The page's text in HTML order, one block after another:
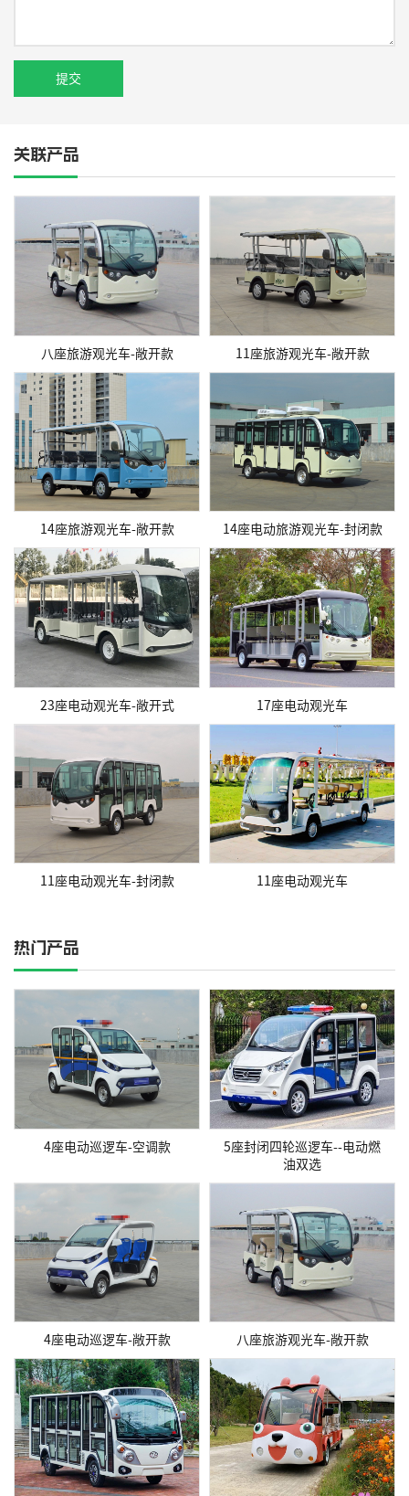
关联产品
八座旅游观光车-敞开款 11座旅游观光车-敞开款
14座旅游观光车-敞开款 14座电动旅游观光车-封闭款
23座电动观光车-敞开式 17座电动观光车
11座电动观光车-封闭款 11座电动观光车
热门产品
4座电动巡逻车-空调款
5座封闭四轮巡逻车--电动燃
油双选
4座电动巡逻车-敞开款 八座旅游观光车-敞开款